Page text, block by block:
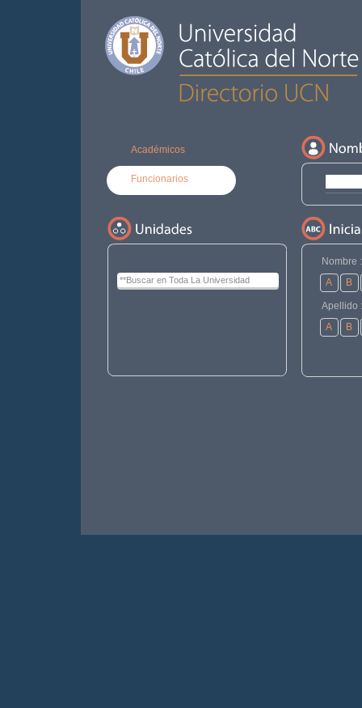
Académicos
Funcionarios
Nombre :
A
B
Apellido :
A
B